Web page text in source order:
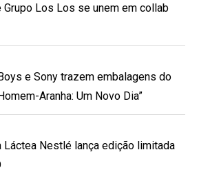
Grupo Los Los se unem em collab
e Sony trazem embalagens do
Aranha: Um Novo Dia”
Láctea Nestlé lança edição limitada